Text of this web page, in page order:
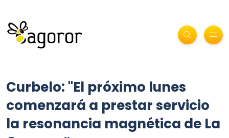
Curbelo: "El próximo lunes
comenzará a prestar servicio
la resonancia magnética de La